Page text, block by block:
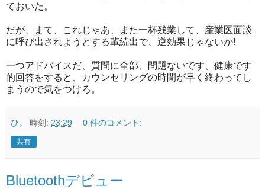
ておいた。
だが、まて、これじゃあ、また一杯残業して、産業医面談
に呼び出されようとする輩続出で、逆効果じゃないか!
一つアドバイスだ、質問に全部、問題ないです、健康です
的回答をすると、カウンセリングの時間が早く終わってし
まうので気をつけろ。
ひ。 時刻: 23:29 0 件のコメント:
共有
Bluetoothデビュー